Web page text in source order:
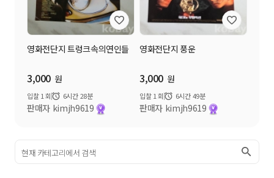
영화전단지 트렁크속의연인들
3,000 원
입찰 1회 6시간 28분
판매자 kimjh9619
영화전단지 풍운
3,000 원
입찰 1회 6시간 49분
판매자 kimjh9619
검색